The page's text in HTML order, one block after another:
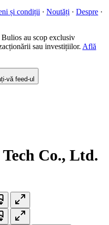
și condiții · Noutăți · Despre ·
au scop exclusiv
sau investițiilor. Află
vă feed-ul
Co., Ltd.